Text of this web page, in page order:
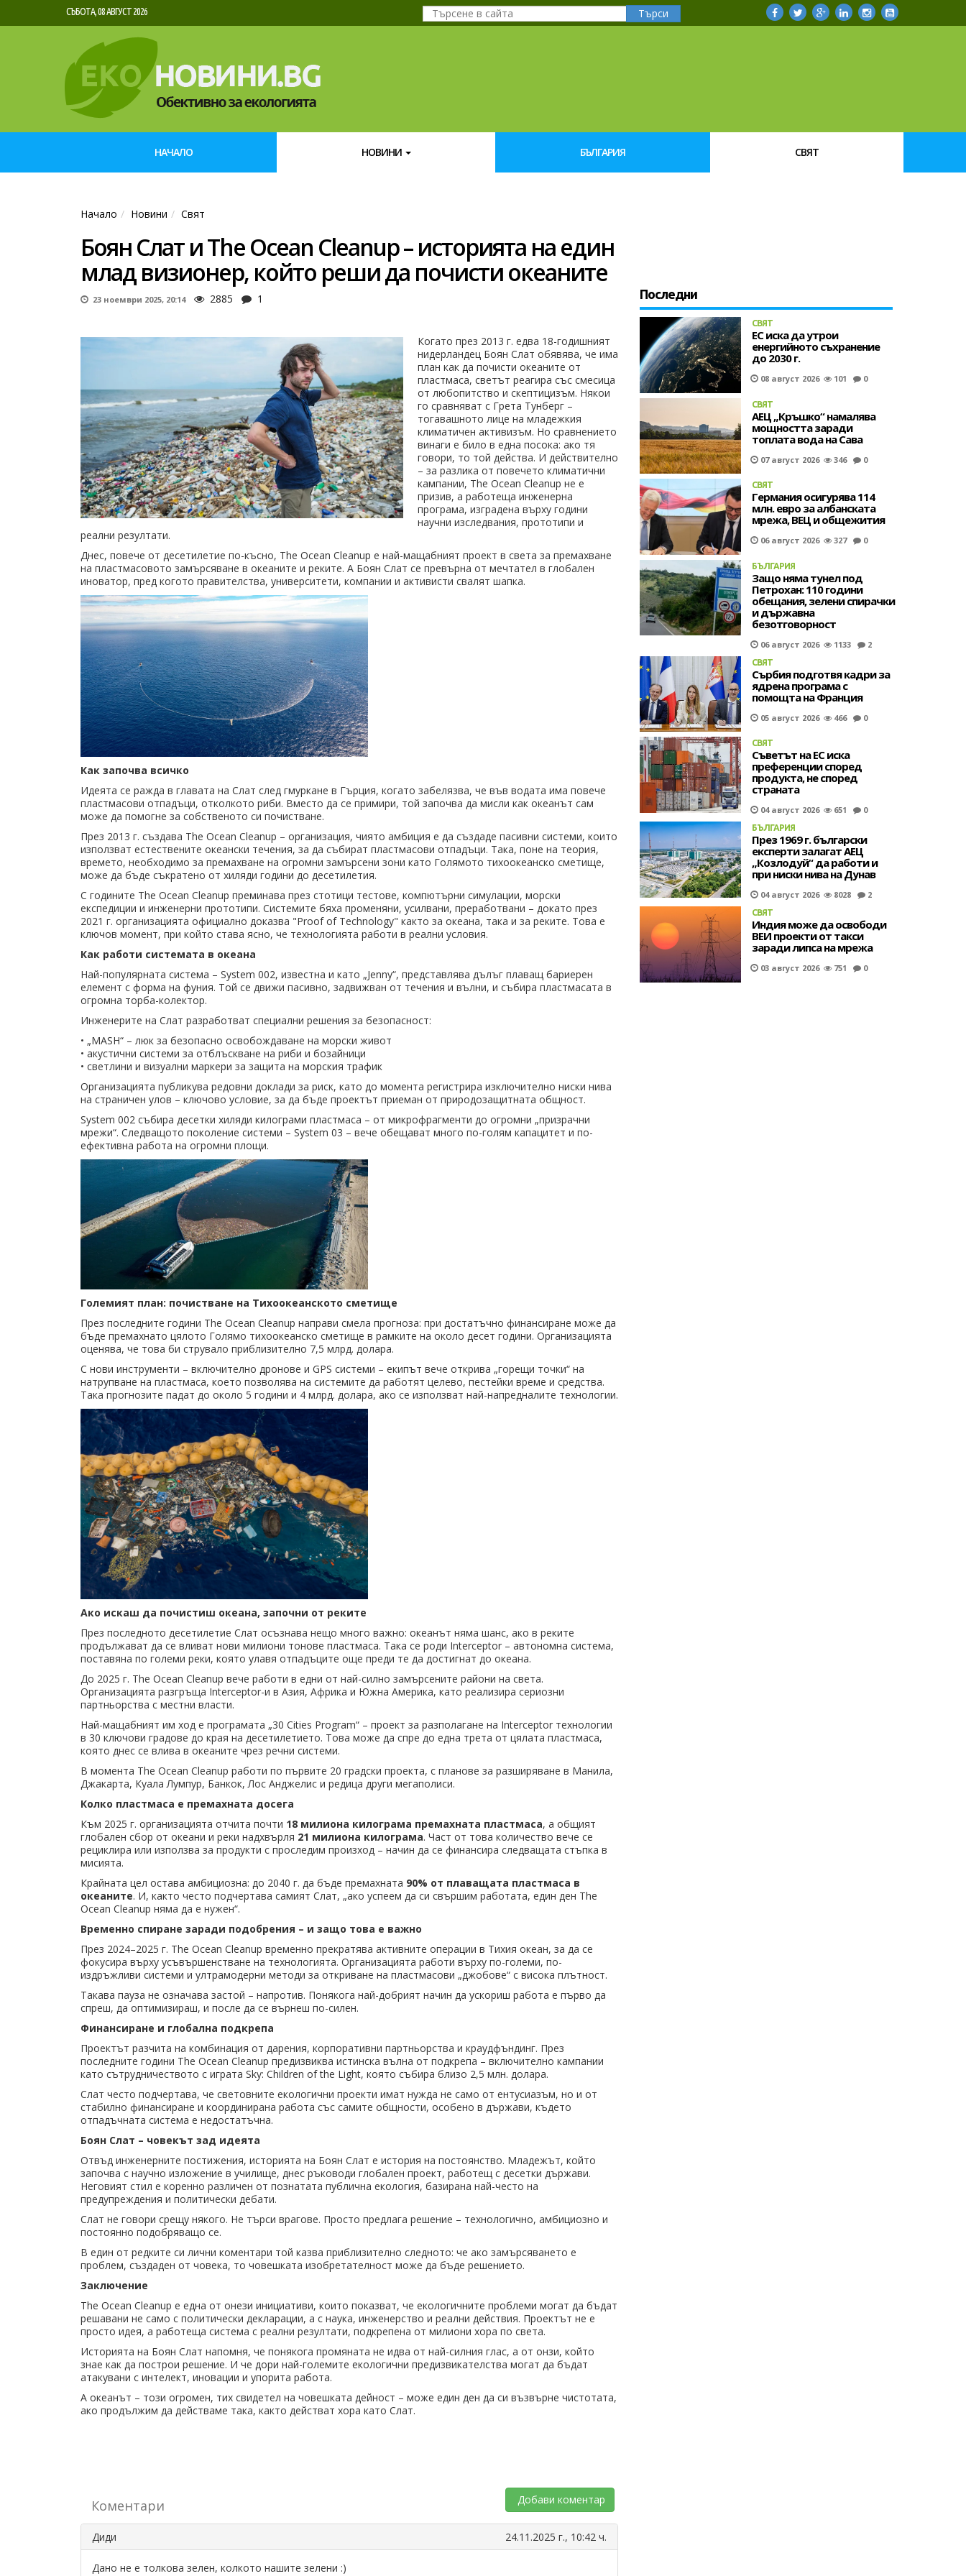
СЪБОТА, 08 АВГУСТ 2026 Търси
НАЧАЛО НОВИНИ БЪЛГАРИЯ СВЯТ
Начало Новини Свят
Боян Слат и The Ocean Cleanup – историята на един
млад визионер, който реши да почисти океаните
23 ноември 2025, 20:14 2885 1
Когато през 2013 г. едва 18-годишният
нидерландец Боян Слат обявява, че има
план как да почисти океаните от
пластмаса, светът реагира със смесица
от любопитство и скептицизъм. Някои
го сравняват с Грета Тунберг –
тогавашното лице на младежкия
климатичен активизъм. Но сравнението
винаги е било в една посока: ако тя
говори, то той действа. И действително
– за разлика от повечето климатични
кампании, The Ocean Cleanup не е
призив, а работеща инженерна
програма, изградена върху години
научни изследвания, прототипи и
реални резултати.
Днес, повече от десетилетие по-късно, The Ocean Cleanup е най-мащабният проект в света за премахване
на пластмасовото замърсяване в океаните и реките. А Боян Слат се превърна от мечтател в глобален
иноватор, пред когото правителства, университети, компании и активисти свалят шапка.
Как започва всичко
Идеята се ражда в главата на Слат след гмуркане в Гърция, когато забелязва, че във водата има повече
пластмасови отпадъци, отколкото риби. Вместо да се примири, той започва да мисли как океанът сам
може да помогне за собственото си почистване.
През 2013 г. създава The Ocean Cleanup – организация, чиято амбиция е да създаде пасивни системи, които
използват естествените океански течения, за да събират пластмасови отпадъци. Така, поне на теория,
времето, необходимо за премахване на огромни замърсени зони като Голямото тихоокеанско сметище,
може да бъде съкратено от хиляди години до десетилетия.
С годините The Ocean Cleanup преминава през стотици тестове, компютърни симулации, морски
експедиции и инженерни прототипи. Системите бяха променяни, усилвани, преработвани – докато през
2021 г. организацията официално доказва "Proof of Technology" както за океана, така и за реките. Това е
ключов момент, при който става ясно, че технологията работи в реални условия.
Как работи системата в океана
Най-популярната система – System 002, известна и като „Jenny“, представлява дълъг плаващ бариерен
елемент с форма на фуния. Той се движи пасивно, задвижван от течения и вълни, и събира пластмасата в
огромна торба-колектор.
Инженерите на Слат разработват специални решения за безопасност:
• „MASH“ – люк за безопасно освобождаване на морски живот
• акустични системи за отблъскване на риби и бозайници
• светлини и визуални маркери за защита на морския трафик
Организацията публикува редовни доклади за риск, като до момента регистрира изключително ниски нива
на страничен улов – ключово условие, за да бъде проектът приеман от природозащитната общност.
System 002 събира десетки хиляди килограми пластмаса – от микрофрагменти до огромни „призрачни
мрежи“. Следващото поколение системи – System 03 – вече обещават много по-голям капацитет и по-
ефективна работа на огромни площи.
Големият план: почистване на Тихоокеанското сметище
През последните години The Ocean Cleanup направи смела прогноза: при достатъчно финансиране може да
бъде премахнато цялото Голямо тихоокеанско сметище в рамките на около десет години. Организацията
оценява, че това би струвало приблизително 7,5 млрд. долара.
С нови инструменти – включително дронове и GPS системи – екипът вече открива „горещи точки“ на
натрупване на пластмаса, което позволява на системите да работят целево, пестейки време и средства.
Така прогнозите падат до около 5 години и 4 млрд. долара, ако се използват най-напредналите технологии.
Ако искаш да почистиш океана, започни от реките
През последното десетилетие Слат осъзнава нещо много важно: океанът няма шанс, ако в реките
продължават да се вливат нови милиони тонове пластмаса. Така се роди Interceptor – автономна система,
поставяна по големи реки, която улавя отпадъците още преди те да достигнат до океана.
До 2025 г. The Ocean Cleanup вече работи в едни от най-силно замърсените райони на света.
Организацията разгръща Interceptor-и в Азия, Африка и Южна Америка, като реализира сериозни
партньорства с местни власти.
Най-мащабният им ход е програмата „30 Cities Program“ – проект за разполагане на Interceptor технологии
в 30 ключови градове до края на десетилетието. Това може да спре до една трета от цялата пластмаса,
която днес се влива в океаните чрез речни системи.
В момента The Ocean Cleanup работи по първите 20 градски проекта, с планове за разширяване в Манила,
Джакарта, Куала Лумпур, Банкок, Лос Анджелис и редица други мегаполиси.
Колко пластмаса е премахната досега
Към 2025 г. организацията отчита почти 18 милиона килограма премахната пластмаса, а общият
глобален сбор от океани и реки надхвърля 21 милиона килограма. Част от това количество вече се
рециклира или използва за продукти с проследим произход – начин да се финансира следващата стъпка в
мисията.
Крайната цел остава амбициозна: до 2040 г. да бъде премахната 90% от плаващата пластмаса в
океаните. И, както често подчертава самият Слат, „ако успеем да си свършим работата, един ден The
Ocean Cleanup няма да е нужен“.
Временно спиране заради подобрения – и защо това е важно
През 2024–2025 г. The Ocean Cleanup временно прекратява активните операции в Тихия океан, за да се
фокусира върху усъвършенстване на технологията. Организацията работи върху по-големи, по-
издръжливи системи и ултрамодерни методи за откриване на пластмасови „джобове“ с висока плътност.
Такава пауза не означава застой – напротив. Понякога най-добрият начин да ускориш работа е първо да
спреш, да оптимизираш, и после да се върнеш по-силен.
Финансиране и глобална подкрепа
Проектът разчита на комбинация от дарения, корпоративни партньорства и краудфъндинг. През
последните години The Ocean Cleanup предизвиква истинска вълна от подкрепа – включително кампании
като сътрудничеството с играта Sky: Children of the Light, която събира близо 2,5 млн. долара.
Слат често подчертава, че световните екологични проекти имат нужда не само от ентусиазъм, но и от
стабилно финансиране и координирана работа със самите общности, особено в държави, където
отпадъчната система е недостатъчна.
Боян Слат – човекът зад идеята
Отвъд инженерните постижения, историята на Боян Слат е история на постоянство. Младежът, който
започва с научно изложение в училище, днес ръководи глобален проект, работещ с десетки държави.
Неговият стил е коренно различен от познатата публична екология, базирана най-често на
предупреждения и политически дебати.
Слат не говори срещу някого. Не търси врагове. Просто предлага решение – технологично, амбициозно и
постоянно подобряващо се.
В един от редките си лични коментари той казва приблизително следното: че ако замърсяването е
проблем, създаден от човека, то човешката изобретателност може да бъде решението.
Заключение
The Ocean Cleanup е една от онези инициативи, които показват, че екологичните проблеми могат да бъдат
решавани не само с политически декларации, а с наука, инженерство и реални действия. Проектът не е
просто идея, а работеща система с реални резултати, подкрепена от милиони хора по света.
Историята на Боян Слат напомня, че понякога промяната не идва от най-силния глас, а от онзи, който
знае как да построи решение. И че дори най-големите екологични предизвикателства могат да бъдат
атакувани с интелект, иновации и упорита работа.
А океанът – този огромен, тих свидетел на човешката дейност – може един ден да си възвърне чистотата,
ако продължим да действаме така, както действат хора като Слат.
Коментари Добави коментар
Диди 24.11.2025 г., 10:42 ч.
Дано не е толкова зелен, колкото нашите зелени :)
Последни
СВЯТ
ЕС иска да утрои
енергийното съхранение
до 2030 г.
08 август 2026 101 0
СВЯТ
АЕЦ „Кръшко“ намалява
мощността заради
топлата вода на Сава
07 август 2026 346 0
СВЯТ
Германия осигурява 114
млн. евро за албанската
мрежа, ВЕЦ и общежития
06 август 2026 327 0
БЪЛГАРИЯ
Защо няма тунел под
Петрохан: 110 години
обещания, зелени спирачки
и държавна
безотговорност
06 август 2026 1133 2
СВЯТ
Сърбия подготвя кадри за
ядрена програма с
помощта на Франция
05 август 2026 466 0
СВЯТ
Съветът на ЕС иска
преференции според
продукта, не според
страната
04 август 2026 651 0
БЪЛГАРИЯ
През 1969 г. български
експерти залагат АЕЦ
„Козлодуй“ да работи и
при ниски нива на Дунав
04 август 2026 8028 2
СВЯТ
Индия може да освободи
ВЕИ проекти от такси
заради липса на мрежа
03 август 2026 751 0